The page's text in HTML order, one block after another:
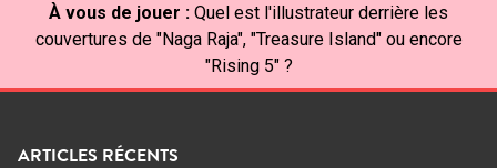
À vous de jouer : Quel est l'illustrateur derrière les
couvertures de "Naga Raja", "Treasure Island" ou encore
"Rising 5" ?
ARTICLES RÉCENTS